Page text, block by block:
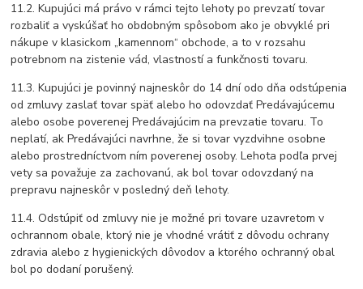
11.2. Kupujúci má právo v rámci tejto lehoty po prevzatí tovar
rozbaliť a vyskúšať ho obdobným spôsobom ako je obvyklé pri
nákupe v klasickom „kamennom“ obchode, a to v rozsahu
potrebnom na zistenie vád, vlastností a funkčnosti tovaru.
11.3. Kupujúci je povinný najneskôr do 14 dní odo dňa odstúpenia
od zmluvy zaslať tovar späť alebo ho odovzdať Predávajúcemu
alebo osobe poverenej Predávajúcim na prevzatie tovaru. To
neplatí, ak Predávajúci navrhne, že si tovar vyzdvihne osobne
alebo prostredníctvom ním poverenej osoby. Lehota podľa prvej
vety sa považuje za zachovanú, ak bol tovar odovzdaný na
prepravu najneskôr v posledný deň lehoty.
11.4. Odstúpiť od zmluvy nie je možné pri tovare uzavretom v
ochrannom obale, ktorý nie je vhodné vrátiť z dôvodu ochrany
zdravia alebo z hygienických dôvodov a ktorého ochranný obal
bol po dodaní porušený.